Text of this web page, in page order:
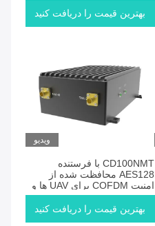
استفاده از فاصله طولانی
بهترین قیمت را دریافت کنید
ویدیو
CD100NMT با فرستنده
AES128 محافظت شده از
امنیت COFDM برای UAV ها و
هواپیماهای بدون سرنشین
بهترین قیمت را دریافت کنید